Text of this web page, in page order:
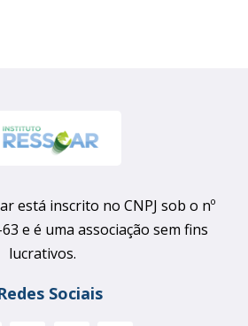
está inscrito no CNPJ sob o nº
e é uma associação sem fins
lucrativos.
Sociais